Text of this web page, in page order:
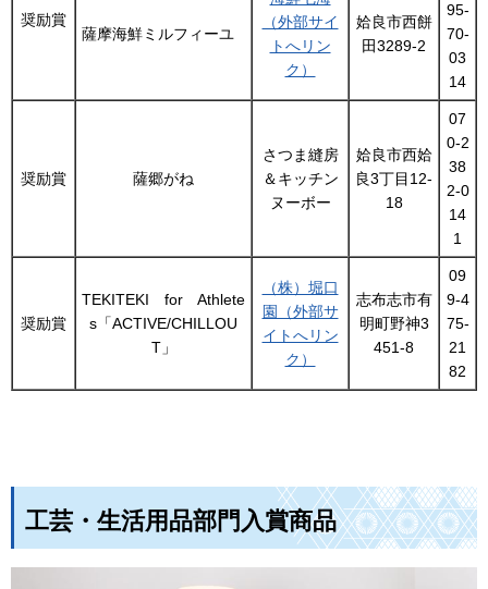
奨励賞
薩摩海鮮ミルフィーユ
（外部サイ
トへリン
ク）
姶良市西餅
田3289-2
95-
70-
03
14
奨励賞 薩郷がね
さつま縫房
＆キッチン
ヌーボー
姶良市西姶
良3丁目12-
18
07
0-2
38
2-0
14
1
奨励賞
TEKITEKI for Athlete
s「ACTIVE/CHILLOU
T」
（株）堀口
園（外部サ
イトへリン
ク）
志布志市有
明町野神3
451-8
09
9-4
75-
21
82
工芸・生活用品部門入賞商品